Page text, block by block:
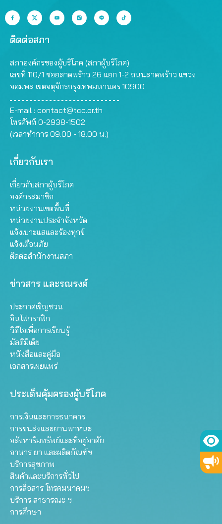
ติดต่อสภา
สภาองค์กรของผู้บริโภค (สภาผู้บริโภค)
เลขที่ 110/1 ซอยลาดพร้าว 26 แยก 1-2 ถนนลาดพร้าว แขวง
จอมพล เขตจตุจักรกรุงเทพมหานคร 10900
E-mail : contact@tcc.or.th
โทรศัพท์ 0-2938-1502
(เวลาทำการ 09.00 - 18.00 น.)
เกี่ยวกับเรา
เกี่ยวกับสภาผู้บริโภค
องค์กรสมาชิก
หน่วยงานเขตพื้นที่
หน่วยงานประจำจังหวัด
แจ้งเบาะแสและร้องทุกข์
แจ้งเตือนภัย
ติดต่อสำนักงานสภา
ข่าวสาร และรณรงค์
ประกาศเชิญชวน
อินโฟกราฟิก
วิดีโอเพื่อการเรียนรู้
มัลติมีเดีย
หนังสือและคู่มือ
เอกสารเผยแพร่
ประเด็นคุ้มครองผู้บริโภค
การเงินและการธนาคาร
การขนส่งและยานพาหนะ
อสังหาริมทรัพย์และที่อยู่อาศัย
อาหาร ยา และผลิตภัณฑ์ฯ
บริการสุขภาพ
สินค้าและบริการทั่วไป
การสื่อสาร โทรคมนาคมฯ
บริการ สาธารณะ ฯ
การศึกษา